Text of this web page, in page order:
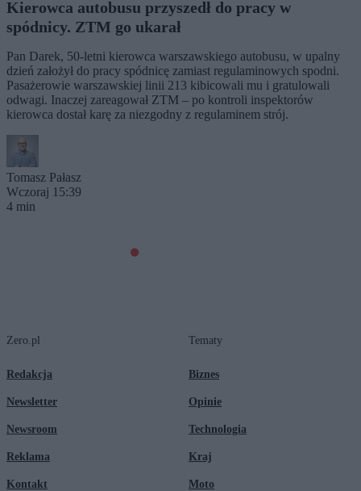
Kierowca autobusu przyszedł do pracy w
spódnicy. ZTM go ukarał
Pan Darek, 50-letni kierowca warszawskiego autobusu, w upalny
dzień założył do pracy spódnicę zamiast regulaminowych spodni.
Pasażerowie warszawskiej linii 213 kibicowali mu i gratulowali
odwagi. Inaczej zareagował ZTM – po kontroli inspektorów
kierowca dostał karę za niezgodny z regulaminem strój.
Tomasz Pałasz
Wczoraj 15:39
4 min
Zero.pl
Redakcja
Newsletter
Newsroom
Reklama
Kontakt
Tematy
Biznes
Opinie
Technologia
Kraj
Moto